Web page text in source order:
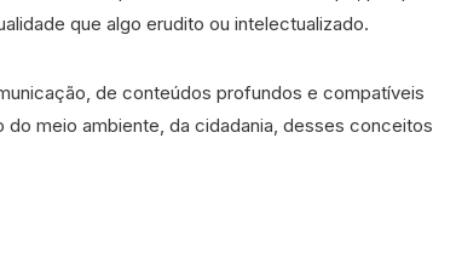
que algo erudito ou intelectualizado.
de conteúdos profundos e compatíveis
meio ambiente, da cidadania, desses conceitos